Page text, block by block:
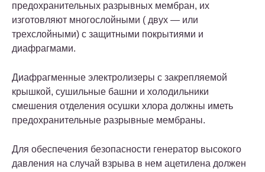
предохранительных разрывных мембран, их
изготовляют многослойными ( двух — или
трехслойными) с защитными покрытиями и
диафрагмами.
Диафрагменные электролизеры с закрепляемой
крышкой, сушильные башни и холодильники
смешения отделения осушки хлора должны иметь
предохранительные разрывные мембраны.
Для обеспечения безопасности генератор высокого
давления на случай взрыва в нем ацетилена должен